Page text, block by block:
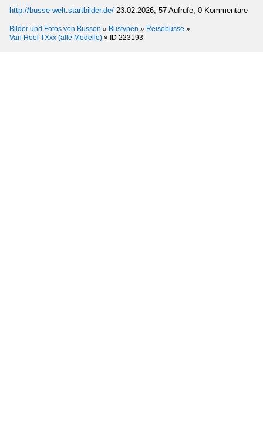
http://busse-welt.startbilder.de/ 23.02.2026, 57 Aufrufe, 0 Kommentare
Bilder und Fotos von Bussen » Bustypen » Reisebusse »
Van Hool TXxx (alle Modelle) » ID 223193